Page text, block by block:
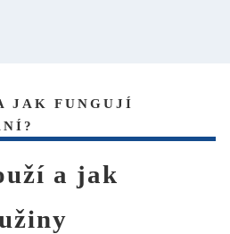
JAK FUNGUJÍ
a jak